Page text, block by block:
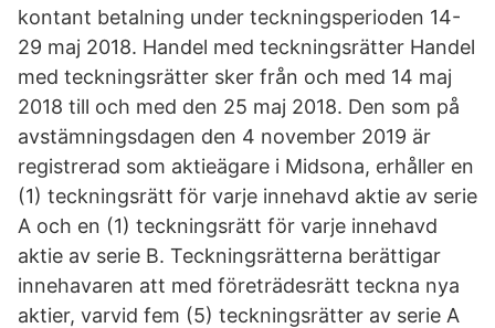
kontant betalning under teckningsperioden 14-
29 maj 2018. Handel med teckningsrätter Handel
med teckningsrätter sker från och med 14 maj
2018 till och med den 25 maj 2018. Den som på
avstämningsdagen den 4 november 2019 är
registrerad som aktieägare i Midsona, erhåller en
(1) teckningsrätt för varje innehavd aktie av serie
A och en (1) teckningsrätt för varje innehavd
aktie av serie B. Teckningsrätterna berättigar
innehavaren att med företrädesrätt teckna nya
aktier, varvid fem (5) teckningsrätter av serie A